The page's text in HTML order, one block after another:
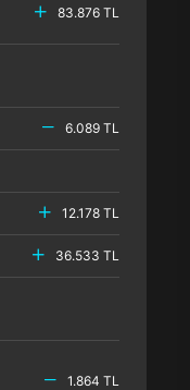
83.876 TL
6.089 TL
12.178 TL
36.533 TL
1.864 TL